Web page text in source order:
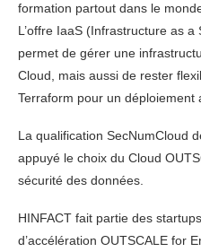
formation partout dans le
L’offre IaaS (Infrastructure as
permet de gérer une
Cloud, mais aussi de rester
Terraform pour un déploiement
La qualification SecNumCloud
appuyé le choix du Cloud
sécurité des données.
HINFACT fait partie des
d’accélération OUTSCALE for